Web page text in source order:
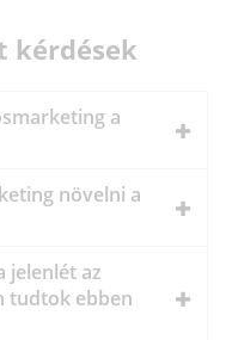
kérdések
a
növelni a
jelenlét az
tudtok ebben